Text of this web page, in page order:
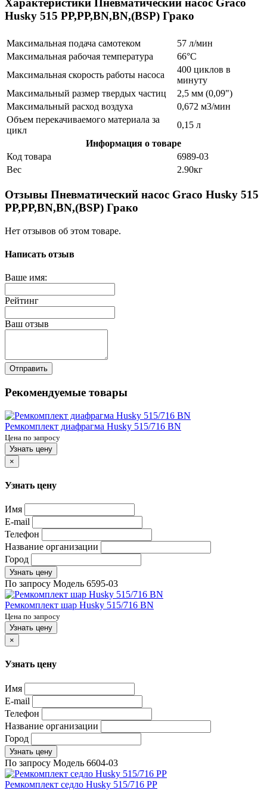
Характеристики Пневматический насос Graco
Husky 515 PP,PP,BN,BN,(BSP) Грако
Максимальная подача самотеком
57 л/мин
Максимальная рабочая температура
66°C
Максимальная скорость работы насоса
400 циклов в
минуту
Максимальный размер твердых частиц
2,5 мм (0,09")
Максимальный расход воздуха
0,672 м3/мин
Объем перекачиваемого материала за
цикл
0,15 л
Информация о товаре
Код товара
6989-03
Вес
2.90кг
Отзывы Пневматический насос Graco Husky 515
PP,PP,BN,BN,(BSP) Грако
Нет отзывов об этом товаре.
Написать отзыв
Ваше имя:
Рейтинг
Ваш отзыв
Отправить
Рекомендуемые товары
Ремкомплект диафрагма Husky 515/716 BN
Цена по запросу
Узнать цену
×
Узнать цену
Имя
E-mail
Телефон
Название организации
Город
Узнать цену
По запросу Модель 6595-03
Ремкомплект шар Husky 515/716 BN
Цена по запросу
Узнать цену
×
Узнать цену
Имя
E-mail
Телефон
Название организации
Город
Узнать цену
По запросу Модель 6604-03
Ремкомплект седло Husky 515/716 PP